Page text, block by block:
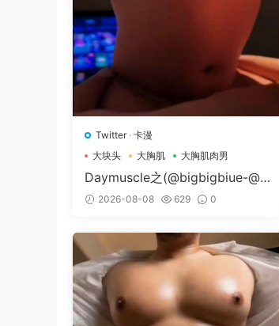
Twitter· 卡漫
大块头
大胸肌 大胸肌肉男
Daymuscle之(@bigbigbiue-@B
Bb）2026-08-08 629 0